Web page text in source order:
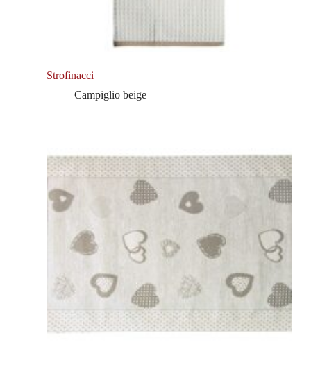
Strofinacci
Campiglio beige